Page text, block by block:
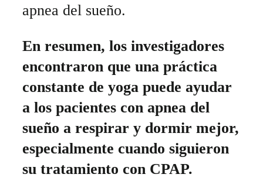
apnea del sueño.
En resumen, los investigadores
encontraron que una práctica
constante de yoga puede ayudar
a los pacientes con apnea del
sueño a respirar y dormir mejor,
especialmente cuando siguieron
su tratamiento con CPAP.